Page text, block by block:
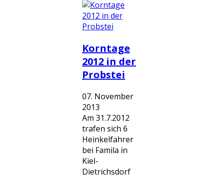
Korntage
2012 in der
Probstei
07. November
2013
Am 31.7.2012
trafen sich 6
Heinkelfahrer
bei Famila in
Kiel-
Dietrichsdorf